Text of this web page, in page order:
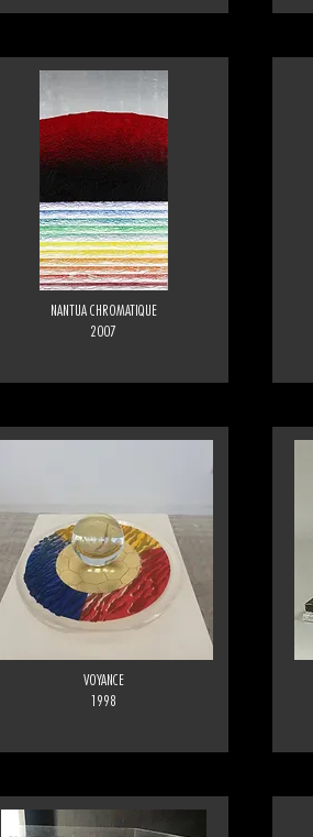
NANTUA CHROMATIQUE
2007
VOYANCE
1998